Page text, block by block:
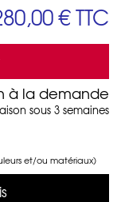
€TTC
à la demande
sous 3 semaines
et/ou matériaux)